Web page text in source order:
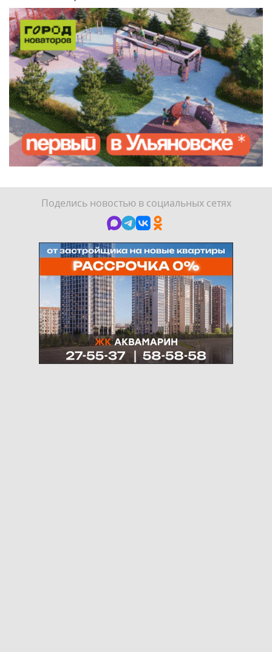
Поделись новостью в социальных сетях